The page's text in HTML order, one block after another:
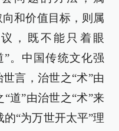
和价值目标，则属
，既不能只着眼
”。中国传统文化强
言，治世之“术”由
道”由治世之“术”来
“为万世开太平”理